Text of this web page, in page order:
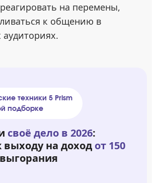
на перемены,
к общению в
техники 5 Prism
подборке
своё дело в 2026:
выходу на доход от 150